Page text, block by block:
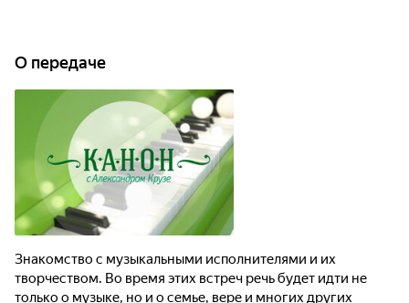
О передаче
Знакомство с музыкальными исполнителями и их
творчеством. Во время этих встреч речь будет идти не
только о музыке, но и о семье, вере и многих других